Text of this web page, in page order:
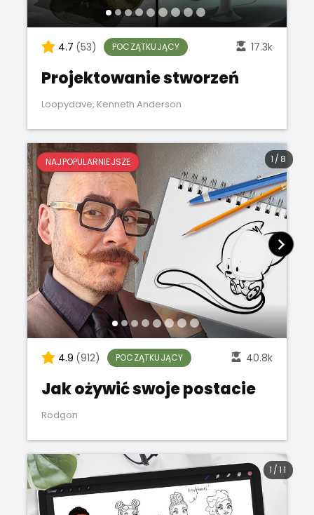
4.7 (53) POCZĄTKUJĄCY 17.3k
Projektowanie stworzeń
Loopydave, Kenneth Anderson
NAJPOPULARNIEJSZE
4.9 (912) POCZĄTKUJĄCY 40.8k
Jak ożywić swoje postacie
Rodgon
1 / 8
1 /11